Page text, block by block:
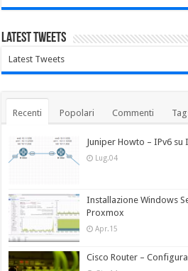
Latest Tweets
Latest Tweets
Recenti Popolari Commenti
Juniper Howto – IPv6 su
Lug.04
Installazione Windows
Proxmox
Apr.15
Cisco Router –